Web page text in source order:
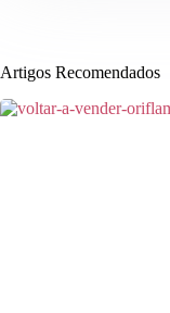
Artigos Recomendados